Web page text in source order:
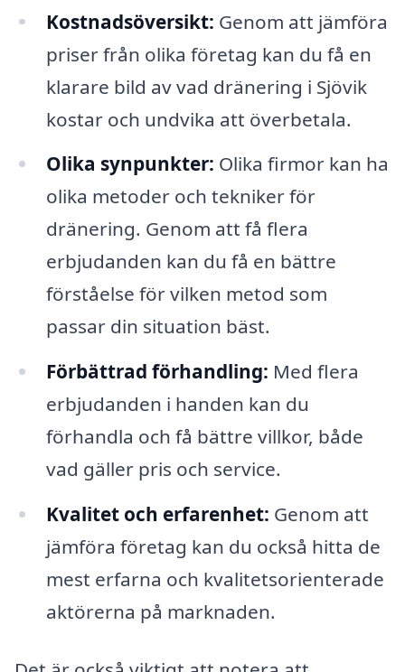
Kostnadsöversikt: Genom att jämföra
priser från olika företag kan du få en
klarare bild av vad dränering i Sjövik
kostar och undvika att överbetala.
Olika synpunkter: Olika firmor kan ha
olika metoder och tekniker för
dränering. Genom att få flera
erbjudanden kan du få en bättre
förståelse för vilken metod som
passar din situation bäst.
Förbättrad förhandling: Med flera
erbjudanden i handen kan du
förhandla och få bättre villkor, både
vad gäller pris och service.
Kvalitet och erfarenhet: Genom att
jämföra företag kan du också hitta de
mest erfarna och kvalitetsorienterade
aktörerna på marknaden.